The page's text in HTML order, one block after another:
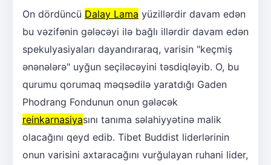
On dördüncü Dalay Lama yüzillərdir davam edən
bu vəzifənin gələcəyi ilə bağlı illərdir davam edən
spekulyasiyaları dayandıraraq, varisin "keçmiş
ənənələrə" uyğun seçiləcəyini təsdiqləyib. O, bu
qurumu qorumaq məqsədilə yaratdığı Gaden
Phodrang Fondunun onun gələcək
reinkarnasiyasını tanıma səlahiyyətinə malik
olacağını qeyd edib. Tibet Buddist liderlərinin
onun varisini axtaracağını vurğulayan ruhani lider,